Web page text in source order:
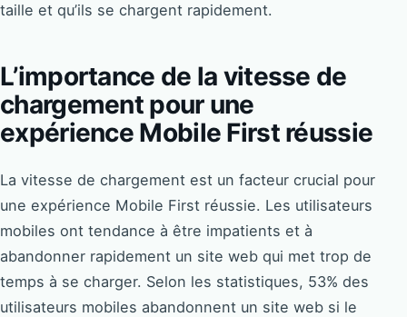
taille et qu’ils se chargent rapidement.
L’importance de la vitesse de
chargement pour une
expérience Mobile First réussie
La vitesse de chargement est un facteur crucial pour
une expérience Mobile First réussie. Les utilisateurs
mobiles ont tendance à être impatients et à
abandonner rapidement un site web qui met trop de
temps à se charger. Selon les statistiques, 53% des
utilisateurs mobiles abandonnent un site web si le